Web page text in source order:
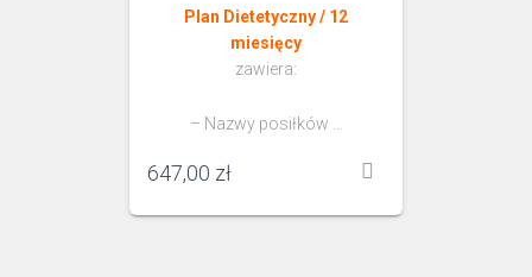
Plan Dietetyczny / 12
miesięcy
zawiera:
– Nazwy posiłków …
647,00 zł